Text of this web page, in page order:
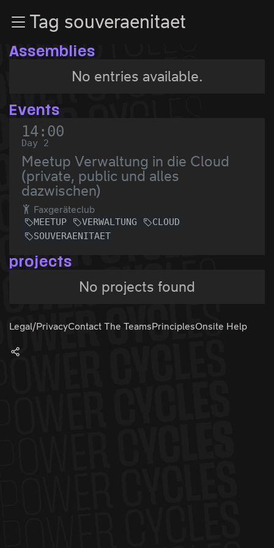
Zum InhaltTag souveraenitaet
Assemblies
No entries available.
Events
14:00
Day 2
Meetup Verwaltung in die Cloud
(private, public und alles
dazwischen)
Faxgeräteclub
MEETUP VERWALTUNG
CLOUD
SOUVERAENITAET
projects
No projects found
Legal/PrivacyContact The TeamsPrinciplesOnsite Help